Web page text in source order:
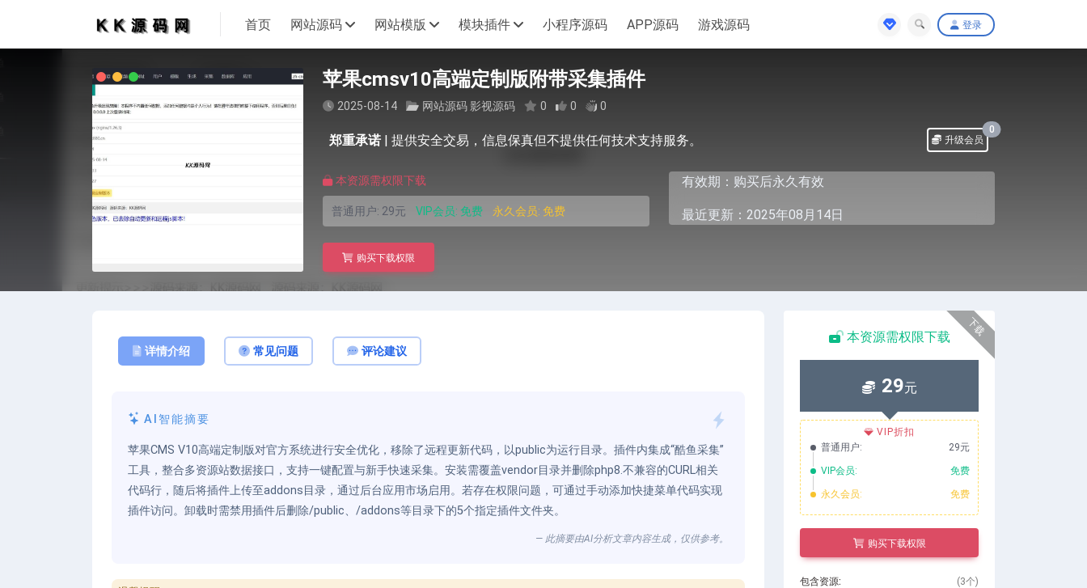
首页 网站源码 网站模版 模块插件 小程序源码 APP源码 游戏源码 登录
苹果cmsv10高端定制版附带采集插件
2025-08-14 网站源码影视源码 0 0 0
郑重承诺 | 提供安全交易，信息保真但不提供任何技术支持服务。 升级会员
0
本资源需权限下载
普通用户: 29元 VIP会员: 免费 永久会员: 免费
购买下载权限
有效期：购买后永久有效
最近更新：2025年08月14日
详情介绍 常见问题 评论建议
AI智能摘要
苹果CMS V10高端定制版对官方系统进行安全优化，移除了远程更新代码，以public为运行目录。插件内集成“酷鱼采集”
工具，整合多资源站数据接口，支持一键配置与新手快速采集。安装需覆盖vendor目录并删除php8.不兼容的CURL相关
代码行，随后将插件上传至addons目录，通过后台应用市场启用。若存在权限问题，可通过手动添加快捷菜单代码实现
插件访问。卸载时需禁用插件后删除/public、/addons等目录下的5个指定插件文件夹。
— 此摘要由AI分析文章内容生成，仅供参考。
下载
本资源需权限下载
29元
VIP折扣
普通用户:
29元
VIP会员: 免费
永久会员: 免费
购买下载权限
包含资源: (3个)